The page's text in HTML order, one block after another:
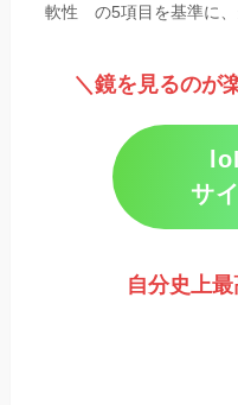
軟性 の5項目を基準に、
＼鏡を見るのが
サ
自分史上